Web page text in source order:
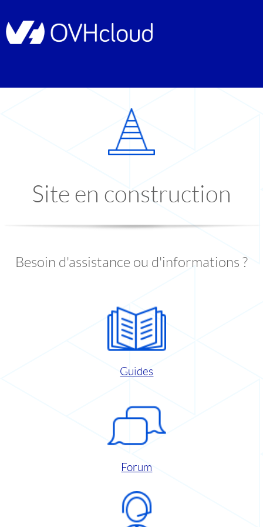
Site en construction
Besoin d'assistance ou d'informations ?
Guides
Forum